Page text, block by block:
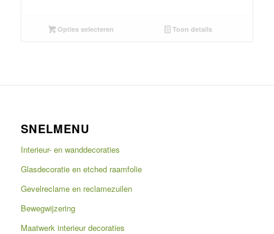
Opties selecteren Toon details
SNELMENU
Interieur- en wanddecoraties
Glasdecoratie en etched raamfolie
Gevelreclame en reclamezuilen
Bewegwijzering
Maatwerk interieur decoraties